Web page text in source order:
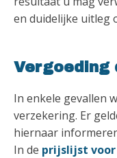
en duidelijke uitleg
Vergoeding
In enkele gevallen
verzekering. Er
hiernaar
In de prijslijst voor